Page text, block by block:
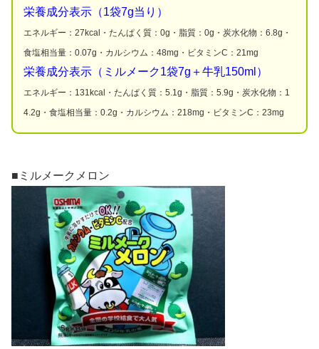
栄養成分表示（1袋7g当り）
エネルギー：27kcal・たんぱく質：0g・脂質：0g・炭水化物：6.8g・
食塩相当量：0.07g・カルシウム：48mg・ビタミンC：21mg
栄養成分表示（ミルメーク1袋7g＋牛乳150ml）
エネルギー：131kcal・たんぱく質：5.1g・脂質：5.9g・炭水化物：1
4.2g・食塩相当量：0.2g・カルシウム：218mg・ビタミンC：23mg
■ミルメークメロン